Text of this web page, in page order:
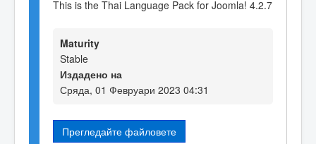
This is the Thai Language Pack for Joomla! 4.2.7
Maturity
Stable
Издадено на
Сряда, 01 Февруари 2023 04:31
Прегледайте файловете